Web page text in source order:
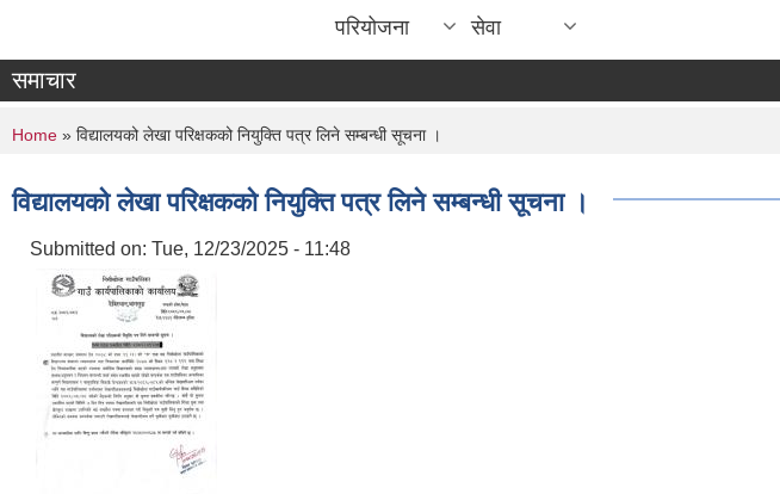
परियोजना सेवा
समाचार
You are here
Home » विद्यालयको लेखा परिक्षकको नियुक्ति पत्र लिने सम्बन्धी सूचना ।
विद्यालयको लेखा परिक्षकको नियुक्ति पत्र लिने सम्बन्धी सूचना ।
Submitted on: Tue, 12/23/2025 - 11:48